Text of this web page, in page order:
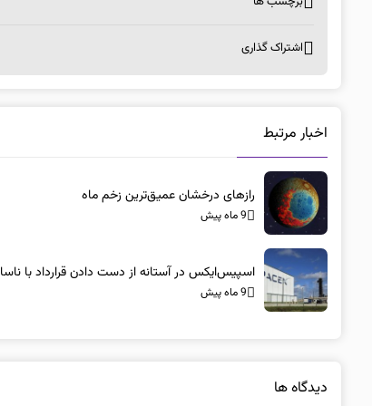
اشتراک گذاری
اخبار مرتبط
رازهای درخشان عمیق‌ترین زخم ماه
9 ماه پیش
اسپیس‌ایکس در آستانه از دست دادن قرارداد با ناسا
9 ماه پیش
دیدگاه ها